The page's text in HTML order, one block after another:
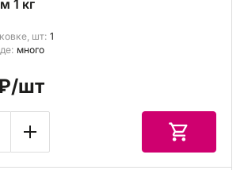
1 кг
шт: 1
много
/шт